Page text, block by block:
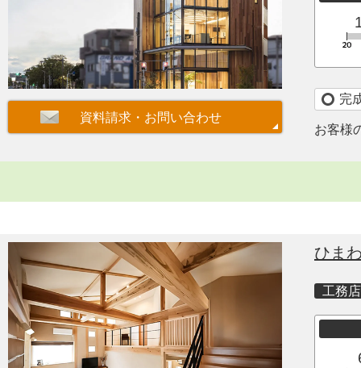
完
お客様
ひま
工務店